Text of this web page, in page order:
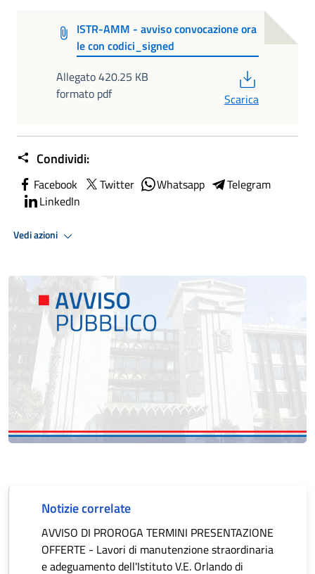
ISTR-AMM - avviso convocazione ora
le con codici_signed
Allegato 420.25 KB
formato pdf
Scarica
Condividi:
Facebook Twitter Whatsapp
Telegram
LinkedIn
Vedi azioni
Notizie correlate
AVVISO DI PROROGA TERMINI PRESENTAZIONE
OFFERTE - Lavori di manutenzione straordinaria
e adeguamento dell'Istituto V.E. Orlando di